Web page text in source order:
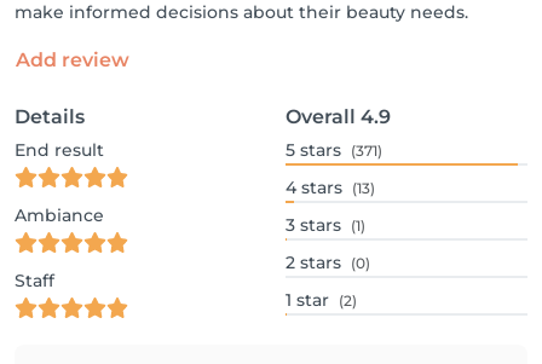
make informed decisions about their beauty needs.
Add review
Details
End result
Ambiance
Staff
Overall 4.9
5 stars (371)
4 stars (13)
3 stars (1)
2 stars (0)
1 star (2)